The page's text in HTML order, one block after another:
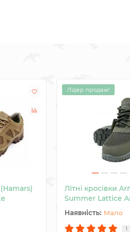
Лідер продаж!
Літні кросівки
Summer Lattice
Мало
1